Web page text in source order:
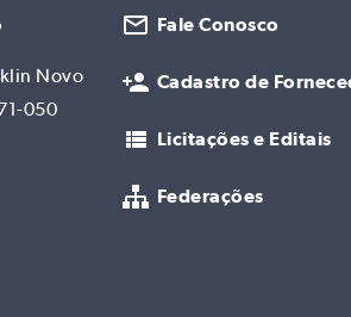
Novo
050
Fale Conosco
Cadastro de
Licitações e Editais
Federações